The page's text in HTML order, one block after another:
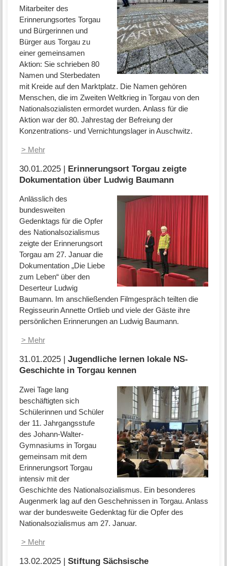
Mitarbeiter des
Erinnerungsortes Torgau
und Bürgerinnen und
Bürger aus Torgau zu
einer gemeinsamen
Aktion: Sie schrieben 80
Namen und Sterbedaten
mit Kreide auf den Marktplatz. Die Namen gehören
Menschen, die im Zweiten Weltkrieg in Torgau von den
Nationalsozialisten ermordet wurden. Anlass für die
Aktion war der 80. Jahrestag der Befreiung der
Konzentrations- und Vernichtungslager in Auschwitz.
> Mehr
30.01.2025 | Erinnerungsort Torgau zeigte
Dokumentation über Ludwig Baumann
Anlässlich des
bundesweiten
Gedenktags für die Opfer
des Nationalsozialismus
zeigte der Erinnerungsort
Torgau am 27. Januar die
Dokumentation „Die Liebe
zum Leben“ über den
Deserteur Ludwig
Baumann. Im anschließenden Filmgespräch teilten die
Regisseurin Annette Ortlieb und viele der Gäste ihre
persönlichen Erinnerungen an Ludwig Baumann.
> Mehr
31.01.2025 | Jugendliche lernen lokale NS-
Geschichte in Torgau kennen
Zwei Tage lang
beschäftigten sich
Schülerinnen und Schüler
der 11. Jahrgangsstufe
des Johann-Walter-
Gymnasiums in Torgau
gemeinsam mit dem
Erinnerungsort Torgau
intensiv mit der
Geschichte des Nationalsozialismus. Ein besonderes
Augenmerk lag auf den Geschehnissen in Torgau. Anlass
war der bundesweite Gedenktag für die Opfer des
Nationalsozialismus am 27. Januar.
> Mehr
13.02.2025 | Stiftung Sächsische